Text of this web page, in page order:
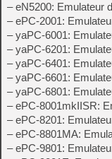
– eN5200: Emulateur
– ePC-2001:
– yaPC-6001:
– yaPC-6201:
– yaPC-6401:
– yaPC-6601:
– yaPC-6801:
– ePC-8001mkIISR:
– ePC-8201:
– ePC-8801MA:
– ePC-9801: